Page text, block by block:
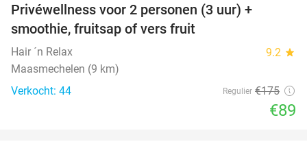
Privéwellness voor 2 personen (3 uur) +
smoothie, fruitsap of vers fruit
Hair ´n Relax 9.2 star
Maasmechelen (9 km)
Verkocht: 44
Regulier €175
€89